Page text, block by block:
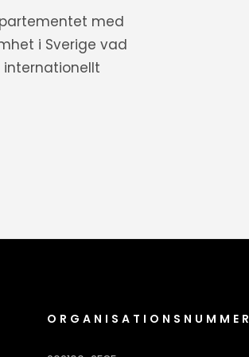
med
i Sverige vad
internationellt
ORGANISATIONSNUMMER